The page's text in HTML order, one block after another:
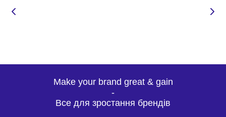
Make your brand great & gain
-
Все для зростання брендів